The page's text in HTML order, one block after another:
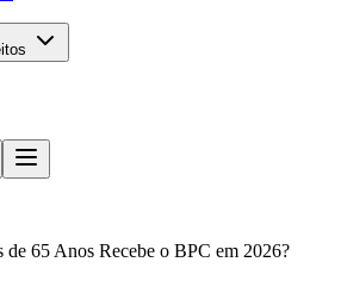
de 65 Anos Recebe o BPC em 2026?